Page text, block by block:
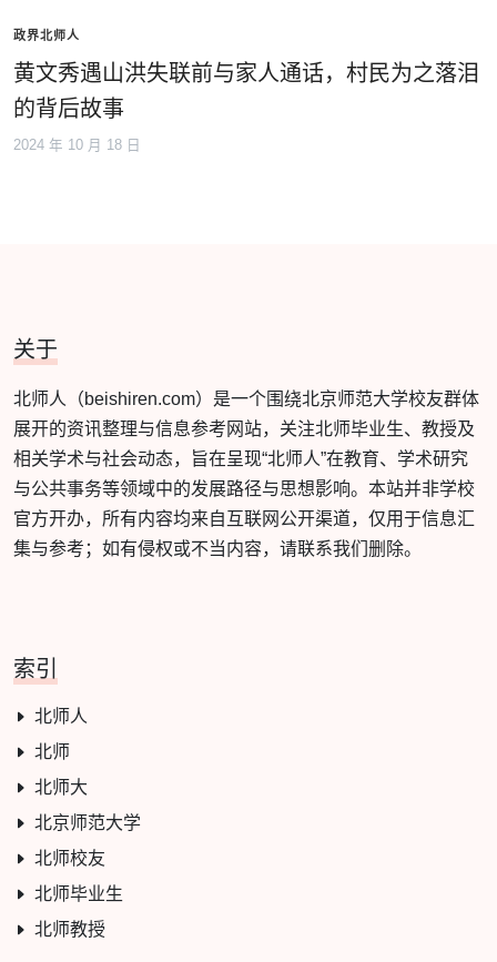
政界北师人
黄文秀遇山洪失联前与家人通话，村民为之落泪
的背后故事
2024 年 10 月 18 日
关于
北师人（beishiren.com）是一个围绕北京师范大学校友群体
展开的资讯整理与信息参考网站，关注北师毕业生、教授及
相关学术与社会动态，旨在呈现“北师人”在教育、学术研究
与公共事务等领域中的发展路径与思想影响。本站并非学校
官方开办，所有内容均来自互联网公开渠道，仅用于信息汇
集与参考；如有侵权或不当内容，请联系我们删除。
索引
北师人
北师
北师大
北京师范大学
北师校友
北师毕业生
北师教授